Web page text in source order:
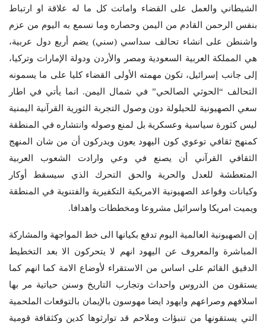
الشيطاني والعمل على القضاء واماتت كل ما له علاقة او ارتباط
بنفس الرحمن القادم من اليمن وحصاره وما نسمع به اليوم من عزم
واشنطن على انشاء تحالف سداسي (سني) يضم أربع دول عربية،
هي المملكة العربية السعودية ومصر والأردن ودولة الإمارات وتركيا،
إلى جانب إسرائيل، تكون مهمته الأولى القضاء كليا على ما يسمونه
التحالف “الحوثي الصالحي” في شمال اليمن. انما يأتي في اطار
سعي الصهيونية للحيلولة دون وصول التجربة الثورية القرآنية اليمنية
ليس كثورة سياسية وعسكرية بل لمنع وصوله وانتشاره في المنطقة
كمنهج ثقافي توعوي كون اليهود يعون ويدركون أن من شان المنهج
الثقافي القرآني أن يصنع في وعي وارادت الشعوب العربية
المتعطشة للعدل والحرية والحق التحرك الذي سيسقط أوكار
وكيانات وقواعد الصهيونية الامريكية التكفيرية والفتنوية في المنطقة
ويميت امريكا واسرائيل مشروعا ومخططات واهدافا.
إن الصهيونية العالمية اليوم تدفع بكيانها الى خط المواجهة والمشاركة
المباشرة والمعروف عن اليهود انهم لا يتحركون الا بعد التخطيط
الدقيق القائم على اساس من الاستقراء لأوضاع الامة كما انهم كما
يستقون من الدروس واحداث وتجارب التاريخ وسنن حياتية مر بها
اسلافهم وصراعهم وايهود ايضا مهوسون بالإيمان بالتوقعات الملحمية
التي يستقونها من تنبؤات وملاحم قد توارثوها كدين وكثقافة قومية